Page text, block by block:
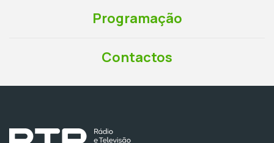
Programação
Contactos